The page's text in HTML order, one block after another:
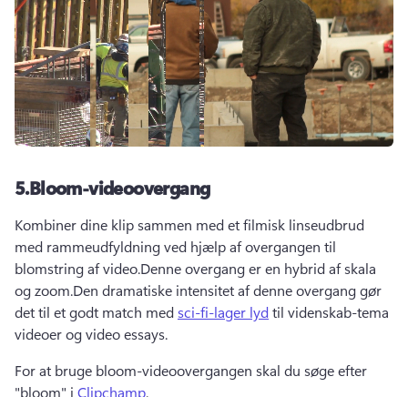
5.Bloom-videoovergang
Kombiner dine klip sammen med et filmisk linseudbrud
med rammeudfyldning ved hjælp af overgangen til
blomstring af video.Denne overgang er en hybrid af skala
og zoom.Den dramatiske intensitet af denne overgang gør
det til et godt match med sci-fi-lager lyd til videnskab-tema
videoer og video essays.
For at bruge bloom-videoovergangen skal du søge efter
"bloom" i Clipchamp.